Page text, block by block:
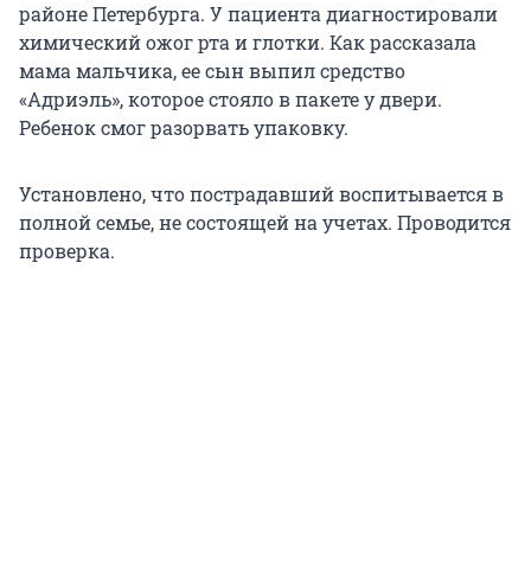
районе Петербурга. У пациента диагностировали
химический ожог рта и глотки. Как рассказала
мама мальчика, ее сын выпил средство
«Адриэль», которое стояло в пакете у двери.
Ребенок смог разорвать упаковку.
Установлено, что пострадавший воспитывается в
полной семье, не состоящей на учетах. Проводится
проверка.